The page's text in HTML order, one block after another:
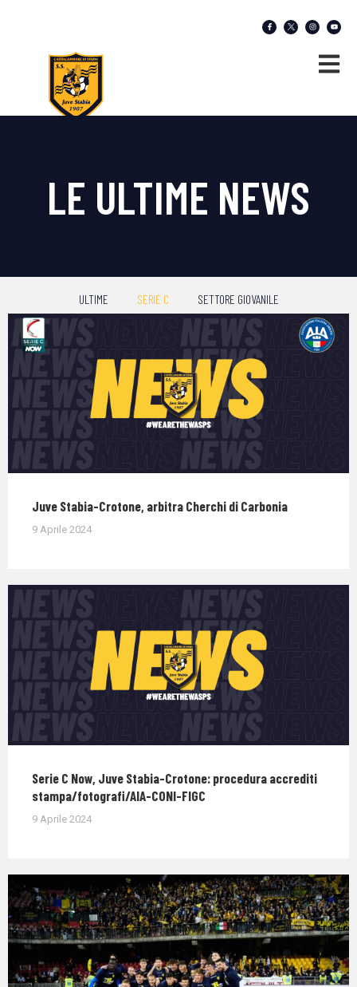
LE ULTIME NEWS
ULTIME SERIE C SETTORE GIOVANILE
Juve Stabia-Crotone, arbitra Cherchi di Carbonia
9 Aprile 2024
Serie C Now, Juve Stabia-Crotone: procedura accrediti
stampa/fotografi/AIA-CONI-FIGC
9 Aprile 2024